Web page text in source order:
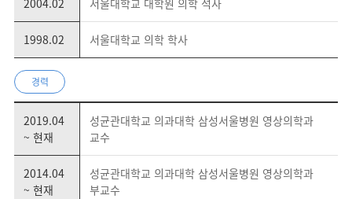
2004.02 서울대학교 대학원 의학 석사
1998.02 서울대학교 의학 학사
경력
2019.04
~ 현재
성균관대학교 의과대학 삼성서울병원 영상의학과
교수
2014.04
~ 현재
성균관대학교 의과대학 삼성서울병원 영상의학과
부교수